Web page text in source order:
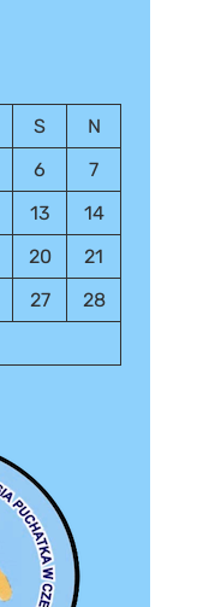
S
N
6
7
13
14
20
21
27
28